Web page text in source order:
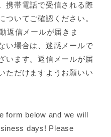
携帯電話で受信される際
ついてご確認ください。
返信メールが届きま
い場合は、迷惑メールで
います。返信メールが届
ただけますようお願いい
form below and we will
days! Please